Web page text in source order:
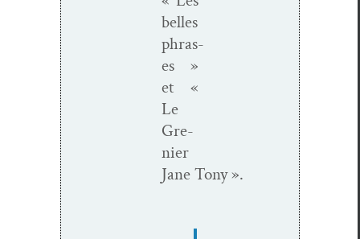
belles
phras­
es »
et «
Le
Gre­
nier
Jane Tony ».